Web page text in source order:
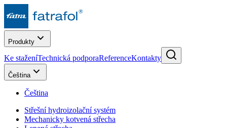
Produkty
Ke staženíTechnická podporaReferenceKontakty
Čeština
Čeština
Střešní hydroizolační systém
Mechanicky kotvená střecha